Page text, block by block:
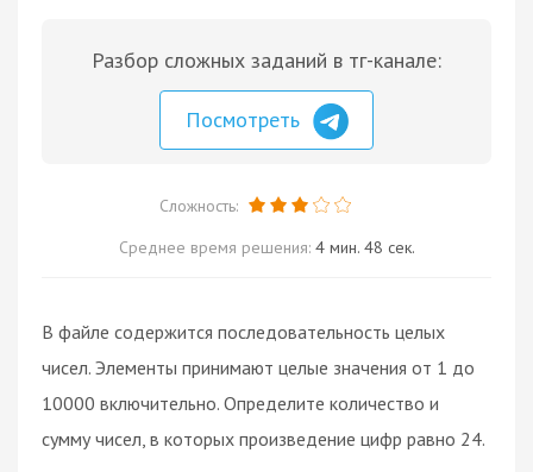
Разбор сложных заданий в тг-канале:
Посмотреть
Сложность:
Среднее время решения: 4 мин. 48 сек.
В файле содержится последовательность целых
чисел. Элементы принимают целые значения от 1 до
10000 включительно. Определите количество и
сумму чисел, в которых произведение цифр равно 24.